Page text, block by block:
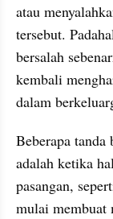
atau
tersebut.
bersalah
kembali
dalam
Beberapa tanda
adalah ketika
pasangan,
mulai membuat